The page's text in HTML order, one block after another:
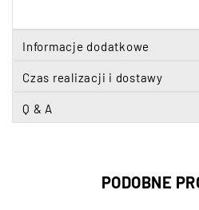
Informacje dodatkowe
Czas realizacji i dostawy
Q & A
PODOBNE